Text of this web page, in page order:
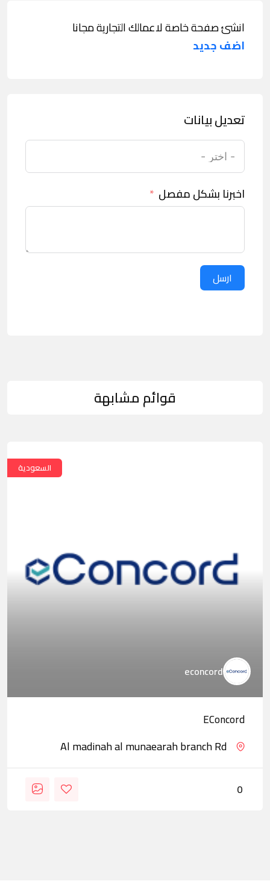
انشئ صفحة خاصة لاعمالك التجارية مجانا
اضف جديد
تعديل بيانات
اخبرنا بشكل مفصل
ارسل
قوائم مشابهة
السعودية
econcord
EConcord
Al madinah al munaearah branch Rd
0